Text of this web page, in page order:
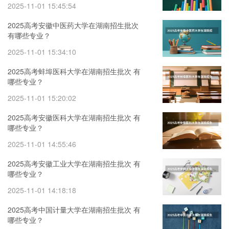
2025-11-01 15:45:54
2025高考安徽中医药大学在湖南招生批次
有哪些专业？
2025-11-01 15:34:10
2025高考蚌埠医科大学在湖南招生批次 有
哪些专业？
2025-11-01 15:20:02
2025高考安徽医科大学在湖南招生批次 有
哪些专业？
2025-11-01 14:55:46
2025高考安徽工业大学在湖南招生批次 有
哪些专业？
2025-11-01 14:18:18
2025高考中国计量大学在湖南招生批次 有
哪些专业？